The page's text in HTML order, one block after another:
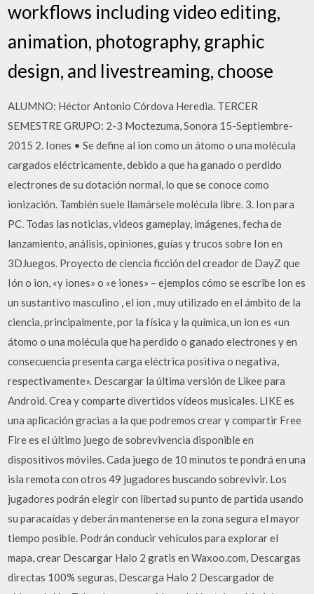
workflows including video editing,
animation, photography, graphic
design, and livestreaming, choose
ALUMNO: Héctor Antonio Córdova Heredia. TERCER
SEMESTRE GRUPO: 2-3 Moctezuma, Sonora 15-Septiembre-
2015 2. Iones • Se define al ion como un átomo o una molécula
cargados eléctricamente, debido a que ha ganado o perdido
electrones de su dotación normal, lo que se conoce como
ionización. También suele llamársele molécula libre. 3. Ion para
PC. Todas las noticias, videos gameplay, imágenes, fecha de
lanzamiento, análisis, opiniones, guías y trucos sobre Ion en
3DJuegos. Proyecto de ciencia ficción del creador de DayZ que
Ión o ion, «y iones» o «e iones» – ejemplos cómo se escribe Ion es
un sustantivo masculino , el ion , muy utilizado en el ámbito de la
ciencia, principalmente, por la física y la química, un ion es «un
átomo o una molécula que ha perdido o ganado electrones y en
consecuencia presenta carga eléctrica positiva o negativa,
respectivamente». Descargar la última versión de Likee para
Android. Crea y comparte divertidos vídeos musicales. LIKE es
una aplicación gracias a la que podremos crear y compartir Free
Fire es el último juego de sobrevivencia disponible en
dispositivos móviles. Cada juego de 10 minutos te pondrá en una
isla remota con otros 49 jugadores buscando sobrevivir. Los
jugadores podrán elegir con libertad su punto de partida usando
su paracaídas y deberán mantenerse en la zona segura el mayor
tiempo posible. Podrán conducir vehículos para explorar el
mapa, crear Descargar Halo 2 gratis en Waxoo.com, Descargas
directas 100% seguras, Descarga Halo 2 Descargador de